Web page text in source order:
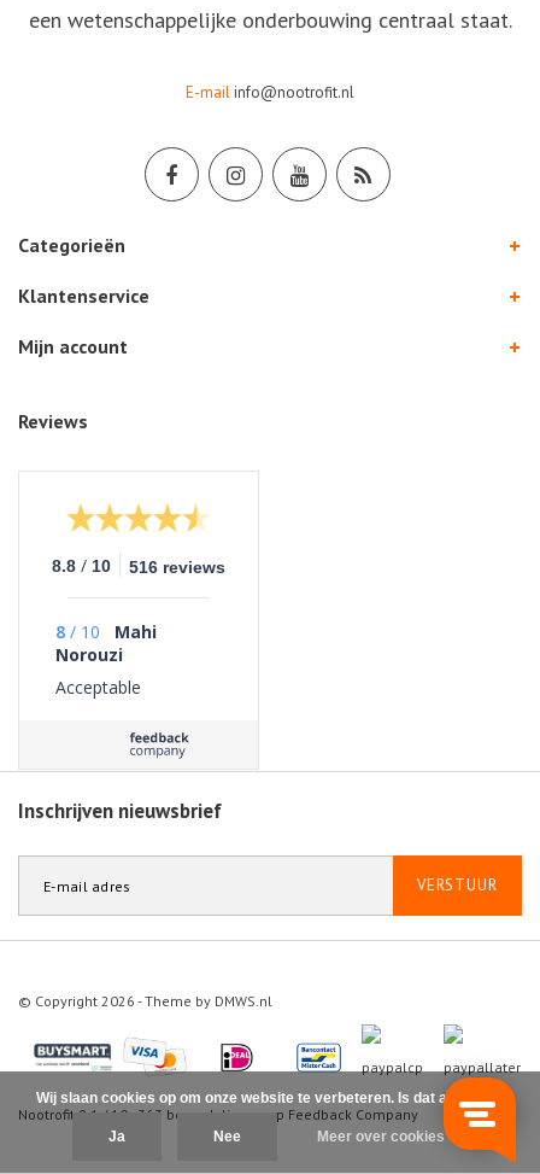
een wetenschappelijke onderbouwing centraal staat.
E-mailinfo@nootrofit.nl
Categorieën
Klantenservice
Mijn account
Reviews
8.8 / 10 516 reviews
8 / 10
Mahi
Norouzi
Acceptable
Inschrijven nieuwsbrief
VERSTUUR
© Copyright 2026 - Theme by DMWS.nl
Nootrofit 9.1 / 10 363 beoordelingen op Feedback Company
Wij slaan cookies op om onze website te verbeteren. Is dat akkoord?
Ja Nee Meer over cookies »